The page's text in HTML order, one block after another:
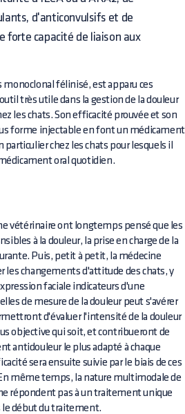
d'anticonvulsifs et de
forte capacité de liaison aux
félinisé, est apparu ces
très utile dans la gestion de la douleur
les chats. Son efficacité prouvée et son
forme injectable en font un médicament
chez les chats pour lesquels il
oral quotidien.
vétérinaire ont longtemps pensé que les
à la douleur, la prise en charge de la
Puis, petit à petit, la médecine
les changements d'attitude des chats, y
faciale indicateurs d'une
de mesure de la douleur peut s'avérer
d'évaluer l'intensité de la douleur
objective qui soit, et contribueront de
antidouleur le plus adapté à chaque
sera ensuite suivie par le biais de ces
même temps, la nature multimodale de
répondent pas à un traitement unique
le début du traitement.